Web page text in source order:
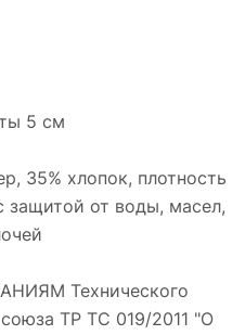
5 см
35% хлопок, плотность
от воды, масел,
Технического
ТР ТС 019/2011 "О